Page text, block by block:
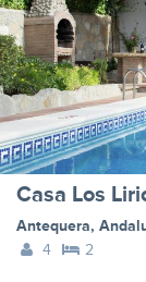
Casa Los
Antequera,
4
2